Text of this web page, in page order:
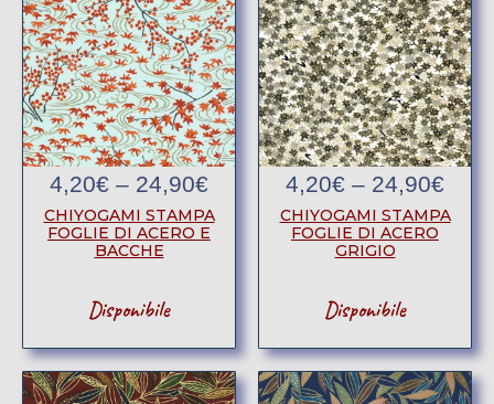
4,20€ – 24,90€
CHIYOGAMI STAMPA
FOGLIE DI ACERO E
BACCHE
Disponibile
4,20€ – 24,90€
CHIYOGAMI STAMPA
FOGLIE DI ACERO
GRIGIO
Disponibile